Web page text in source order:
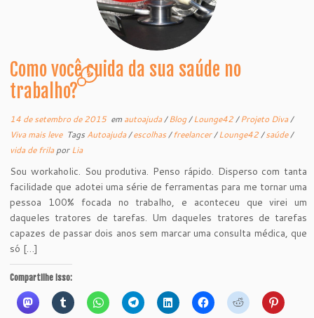
Como você cuida da sua saúde no
trabalho?
2
14 de setembro de 2015em autoajuda/Blog/Lounge42/Projeto Diva/
Viva mais leve Tags Autoajuda/escolhas/freelancer/Lounge42/saúde/
vida de frilaporLia
Sou workaholic. Sou produtiva. Penso rápido. Disperso com tanta
facilidade que adotei uma série de ferramentas para me tornar uma
pessoa 100% focada no trabalho, e aconteceu que virei um
daqueles tratores de tarefas. Um daqueles tratores de tarefas
capazes de passar dois anos sem marcar uma consulta médica, que
só […]
Compartilhe isso: